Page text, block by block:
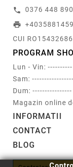
call 0376 448 890
print
CUI
PROGRAM
Lun - Vin:
Sam:
Dum:
Magazin online
INFORMATII
CONTACT
BLOG